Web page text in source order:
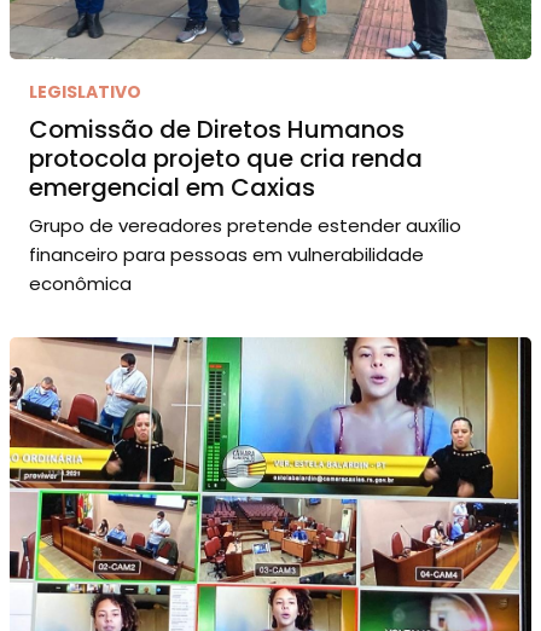
LEGISLATIVO
Comissão de Diretos Humanos
protocola projeto que cria renda
emergencial em Caxias
Grupo de vereadores pretende estender auxílio
financeiro para pessoas em vulnerabilidade
econômica